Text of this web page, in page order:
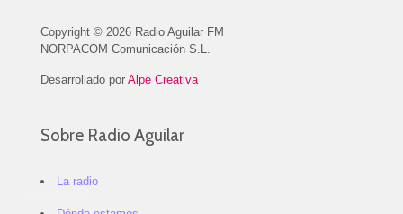
Copyright © 2026 Radio Aguilar FM
NORPACOM Comunicación S.L.
Desarrollado por Alpe Creativa
Sobre Radio Aguilar
La radio